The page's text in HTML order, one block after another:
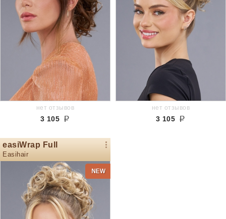
нет отзывов
3 105
нет отзывов
3 105
easiWrap Full
Easihair